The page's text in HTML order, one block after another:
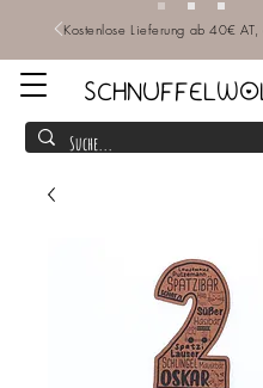
Kostenlose Lieferung ab 40€